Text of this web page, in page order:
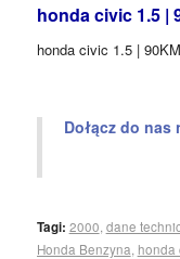
honda civic 1.5 |
honda civic 1.5 |
Dołącz do
Tagi: 2000 dane
Honda Benzyna honda